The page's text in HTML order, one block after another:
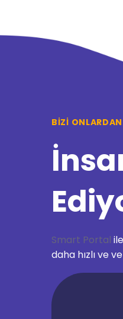
BIZI
Smart Portal
daha hızlı ve